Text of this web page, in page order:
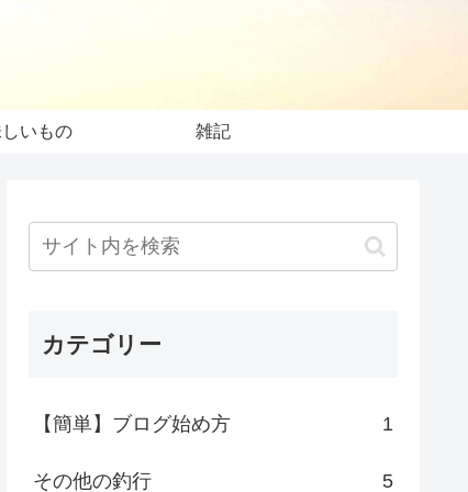
いもの 雑記
カテゴリー
【簡単】ブログ始め方 1
その他の釣行 5